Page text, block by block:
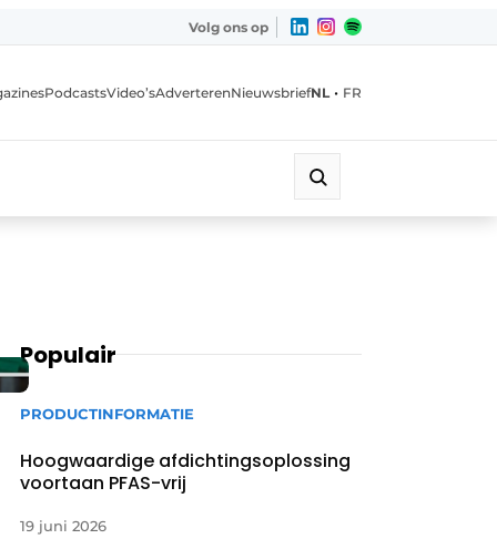
Volg ons op
PodcastsVideo’sAdverterenNieuwsbriefNL • FR
Populair
PRODUCTINFORMATIE
Hoogwaardige afdichtingsoplossing
voortaan PFAS-vrij
19 juni 2026